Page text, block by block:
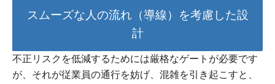
スムーズな人の流れ（導線）を考慮した設
計
不正リスクを低減するためには厳格なゲートが必要です
が、それが従業員の通行を妨げ、混雑を引き起こすと、